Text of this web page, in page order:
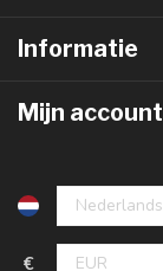
Informatie
Mijn account
€